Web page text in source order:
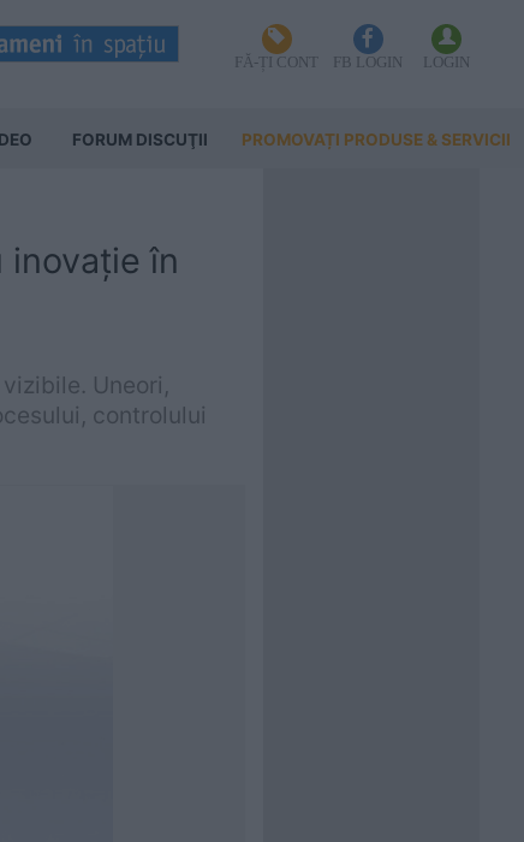
FĂ-ȚI CONT FB LOGIN LOGIN
FORUM DISCUŢII PROMOVAȚI PRODUSE & SERVICII
inovație în
Uneori,
controlului